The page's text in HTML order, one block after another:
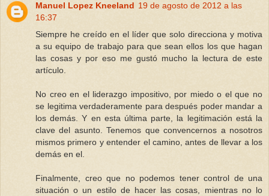
Manuel Lopez Kneeland 19 de agosto de 2012 a las
16:37
Siempre he creído en el líder que solo direcciona y motiva
a su equipo de trabajo para que sean ellos los que hagan
las cosas y por eso me gustó mucho la lectura de este
artículo.
No creo en el liderazgo impositivo, por miedo o el que no
se legitima verdaderamente para después poder mandar a
los demás. Y en esta última parte, la legitimación está la
clave del asunto. Tenemos que convencernos a nosotros
mismos primero y entender el camino, antes de llevar a los
demás en el.
Finalmente, creo que no podemos tener control de una
situación o un estilo de hacer las cosas, mientras no lo